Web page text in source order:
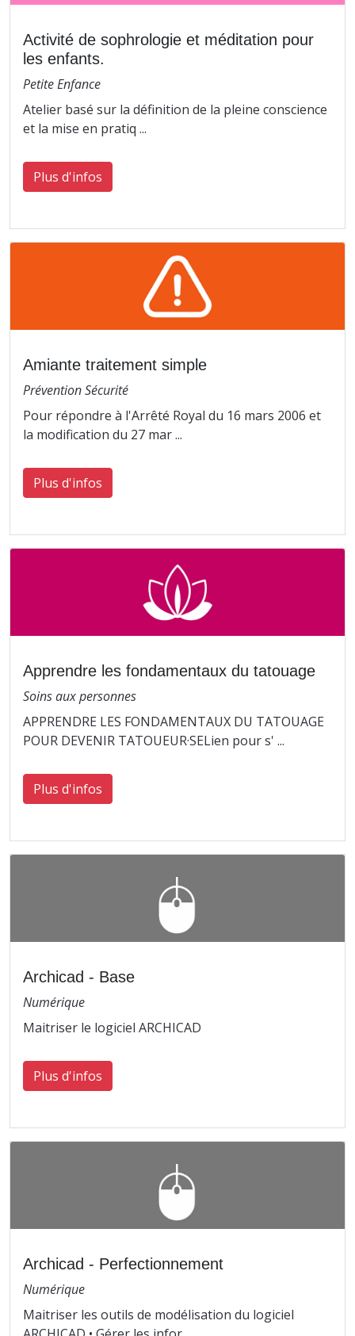
Activité de sophrologie et méditation pour
les enfants.
Petite Enfance
Atelier basé sur la définition de la pleine conscience
et la mise en pratiq ...
Plus d'infos
Amiante traitement simple
Prévention Sécurité
Pour répondre à l'Arrêté Royal du 16 mars 2006 et
la modification du 27 mar ...
Plus d'infos
Apprendre les fondamentaux du tatouage
Soins aux personnes
APPRENDRE LES FONDAMENTAUX DU TATOUAGE
POUR DEVENIR TATOUEUR·SELien pour s' ...
Plus d'infos
Archicad - Base
Numérique
Maitriser le logiciel ARCHICAD
Plus d'infos
Archicad - Perfectionnement
Numérique
Maitriser les outils de modélisation du logiciel